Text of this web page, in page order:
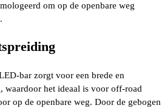
om op de openbare weg
bar zorgt voor een brede en
waardoor het ideaal is voor off-road
op de openbare weg. Door de gebogen